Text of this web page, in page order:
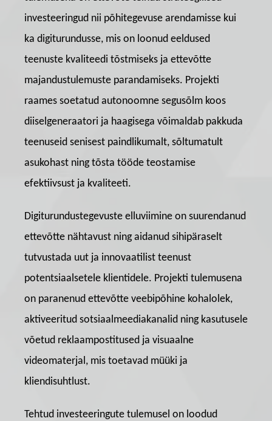
investeeringud nii põhitegevuse arendamisse kui
ka digiturundusse, mis on loonud eeldused
teenuste kvaliteedi tõstmiseks ja ettevõtte
majandustulemuste parandamiseks. Projekti
raames soetatud autonoomne segusõlm koos
diiselgeneraatori ja haagisega võimaldab pakkuda
teenuseid senisest paindlikumalt, sõltumatult
asukohast ning tõsta tööde teostamise
efektiivsust ja kvaliteeti.
Digiturundustegevuste elluviimine on suurendanud
ettevõtte nähtavust ning aidanud sihipäraselt
tutvustada uut ja innovaatilist teenust
potentsiaalsetele klientidele. Projekti tulemusena
on paranenud ettevõtte veebipõhine kohalolek,
aktiveeritud sotsiaalmeediakanalid ning kasutusele
võetud reklaampostitused ja visuaalne
videomaterjal, mis toetavad müüki ja
kliendisuhtlust.
Tehtud investeeringute tulemusel on loodud